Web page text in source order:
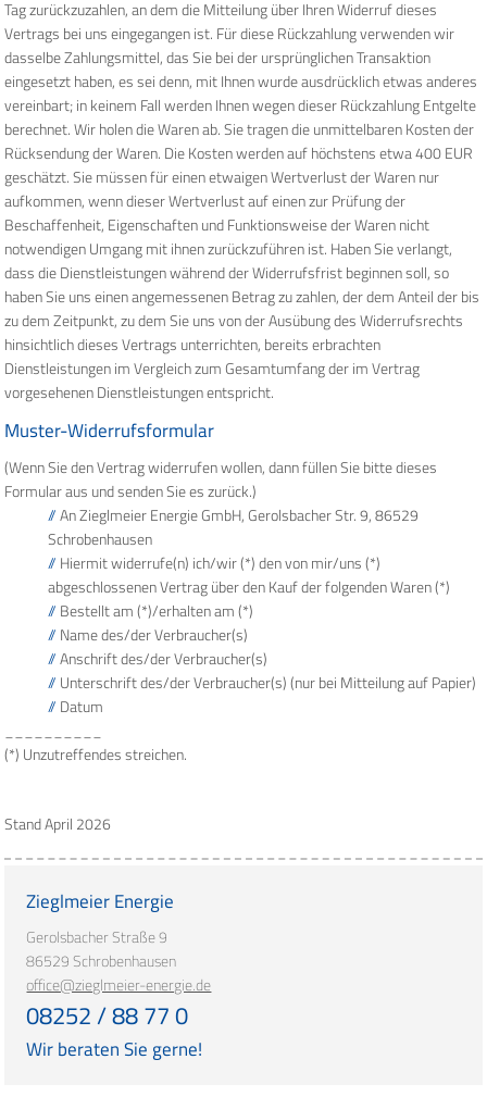
Tag zurückzuzahlen, an dem die Mitteilung über Ihren Widerruf dieses
Vertrags bei uns eingegangen ist. Für diese Rückzahlung verwenden wir
dasselbe Zahlungsmittel, das Sie bei der ursprünglichen Transaktion
eingesetzt haben, es sei denn, mit Ihnen wurde ausdrücklich etwas anderes
vereinbart; in keinem Fall werden Ihnen wegen dieser Rückzahlung Entgelte
berechnet. Wir holen die Waren ab. Sie tragen die unmittelbaren Kosten der
Rücksendung der Waren. Die Kosten werden auf höchstens etwa 400 EUR
geschätzt. Sie müssen für einen etwaigen Wertverlust der Waren nur
aufkommen, wenn dieser Wertverlust auf einen zur Prüfung der
Beschaffenheit, Eigenschaften und Funktionsweise der Waren nicht
notwendigen Umgang mit ihnen zurückzuführen ist. Haben Sie verlangt,
dass die Dienstleistungen während der Widerrufsfrist beginnen soll, so
haben Sie uns einen angemessenen Betrag zu zahlen, der dem Anteil der bis
zu dem Zeitpunkt, zu dem Sie uns von der Ausübung des Widerrufsrechts
hinsichtlich dieses Vertrags unterrichten, bereits erbrachten
Dienstleistungen im Vergleich zum Gesamtumfang der im Vertrag
vorgesehenen Dienstleistungen entspricht.
Muster-Widerrufsformular
(Wenn Sie den Vertrag widerrufen wollen, dann füllen Sie bitte dieses
Formular aus und senden Sie es zurück.)
An Zieglmeier Energie GmbH, Gerolsbacher Str. 9, 86529
Schrobenhausen
Hiermit widerrufe(n) ich/wir (*) den von mir/uns (*)
abgeschlossenen Vertrag über den Kauf der folgenden Waren (*)
Bestellt am (*)/erhalten am (*)
Name des/der Verbraucher(s)
Anschrift des/der Verbraucher(s)
Unterschrift des/der Verbraucher(s) (nur bei Mitteilung auf Papier)
Datum
__________
(*) Unzutreffendes streichen.
Stand April 2026
Zieglmeier Energie
Gerolsbacher Straße 9
86529 Schrobenhausen
office@zieglmeier-energie.de
08252 / 88 77 0
Wir beraten Sie gerne!